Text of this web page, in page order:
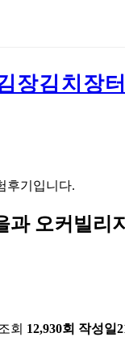
장김치장터
후기입니다.
과 오커빌리
회 12,930회 작성일